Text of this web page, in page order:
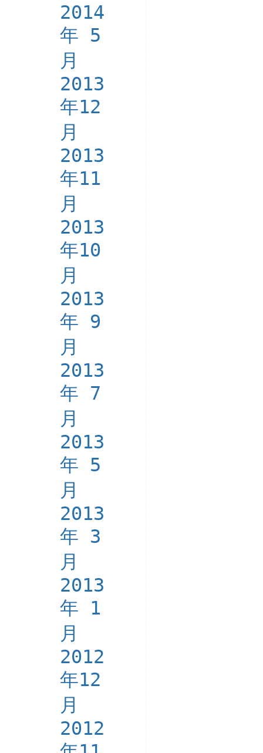
2014
年 5
月
2013
年12
月
2013
年11
月
2013
年10
月
2013
年 9
月
2013
年 7
月
2013
年 5
月
2013
年 3
月
2013
年 1
月
2012
年12
月
2012